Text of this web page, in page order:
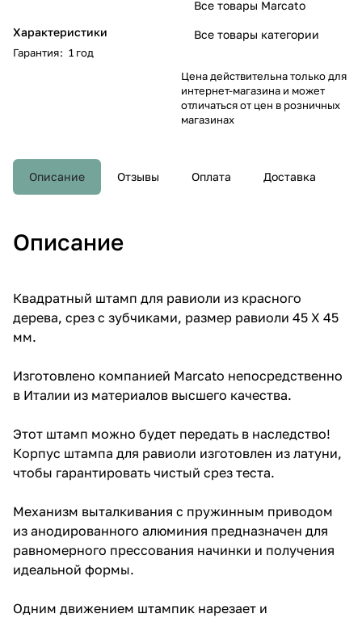
Характеристики
Гарантия: 1 год
Все товары Marcato
Все товары категории
Цена действительна только для
интернет-магазина и может
отличаться от цен в розничных
магазинах
Описание Отзывы Оплата Доставка
Описание
Квадратный штамп для равиоли из красного
дерева, срез с зубчиками, размер равиоли 45 Х 45
мм.
Изготовлено компанией Marcato непосредственно
в Италии из материалов высшего качества.
Этот штамп можно будет передать в наследство!
Корпус штампа для равиоли изготовлен из латуни,
чтобы гарантировать чистый срез теста.
Механизм выталкивания с пружинным приводом
из анодированного алюминия предназначен для
равномерного прессования начинки и получения
идеальной формы.
Одним движением штампик нарезает и